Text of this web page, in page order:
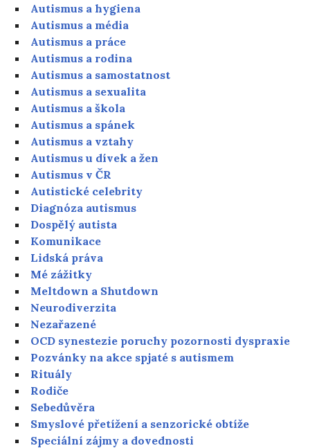
Autismus a hygiena
Autismus a média
Autismus a práce
Autismus a rodina
Autismus a samostatnost
Autismus a sexualita
Autismus a škola
Autismus a spánek
Autismus a vztahy
Autismus u dívek a žen
Autismus v ČR
Autistické celebrity
Diagnóza autismus
Dospělý autista
Komunikace
Lidská práva
Mé zážitky
Meltdown a Shutdown
Neurodiverzita
Nezařazené
OCD synestezie poruchy pozornosti dyspraxie
Pozvánky na akce spjaté s autismem
Rituály
Rodiče
Sebedůvěra
Smyslové přetížení a senzorické obtíže
Speciální zájmy a dovednosti